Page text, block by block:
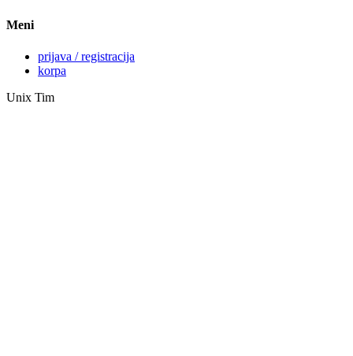
Meni
prijava / registracija
korpa
Unix Tim